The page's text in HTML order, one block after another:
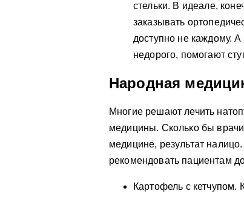
стельки. В идеале,
заказывать
доступно не каждому.
недорого, помогают
Народная
Многие решают лечить
медицины. Сколько бы врачи
медицине, результат
рекомендовать пациентам
Картофель с кетчупом.